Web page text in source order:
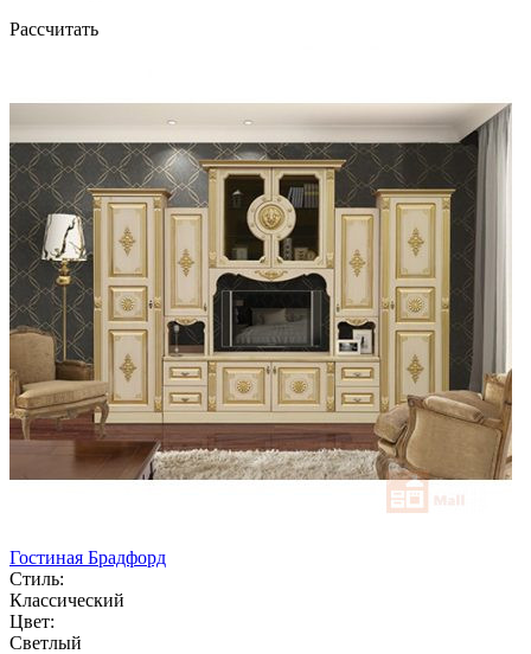
Рассчитать
Гостиная Брадфорд
Стиль:
Классический
Цвет:
Светлый